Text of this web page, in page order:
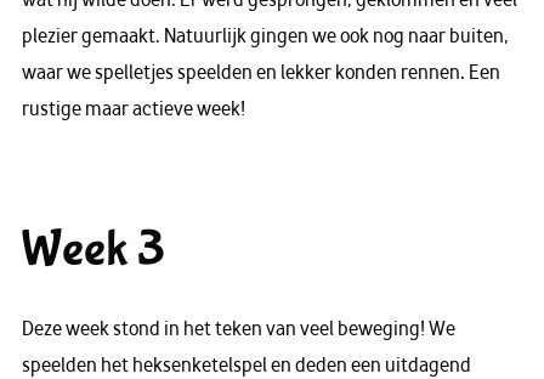
plezier gemaakt. Natuurlijk gingen we ook nog naar buiten,
waar we spelletjes speelden en lekker konden rennen. Een
rustige maar actieve week!
Week 3
Deze week stond in het teken van veel beweging! We
speelden het heksenketelspel en deden een uitdagend